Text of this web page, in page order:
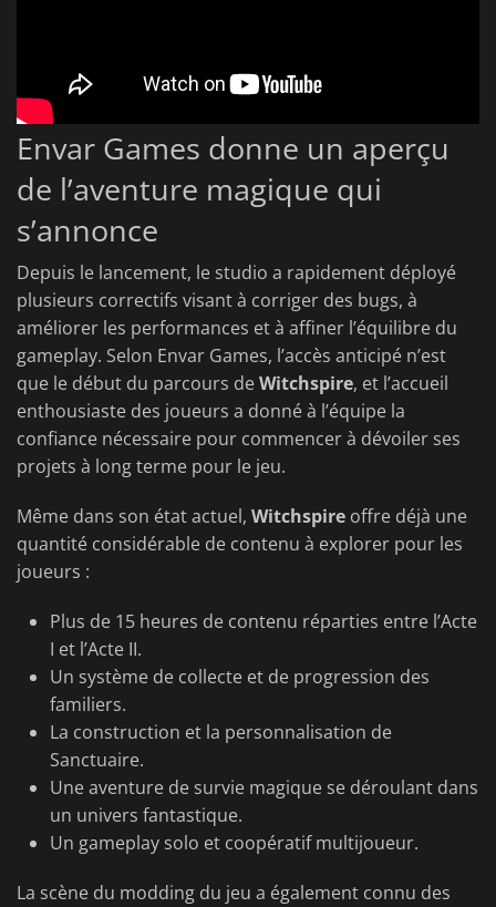
Envar Games donne un aperçu
de l’aventure magique qui
s’annonce
Depuis le lancement, le studio a rapidement déployé
plusieurs correctifs visant à corriger des bugs, à
améliorer les performances et à affiner l’équilibre du
gameplay. Selon Envar Games, l’accès anticipé n’est
que le début du parcours deWitchspire, et l’accueil
enthousiaste des joueurs a donné à l’équipe la
confiance nécessaire pour commencer à dévoiler ses
projets à long terme pour le jeu.
Même dans son état actuel, Witchspire offre déjà une
quantité considérable de contenu à explorer pour les
joueurs :
Plus de 15 heures de contenu réparties entre l’Acte
I et l’Acte II.
Un système de collecte et de progression des
familiers.
La construction et la personnalisation de
Sanctuaire.
Une aventure de survie magique se déroulant dans
un univers fantastique.
Un gameplay solo et coopératif multijoueur.
La scène du modding du jeu a également connu des